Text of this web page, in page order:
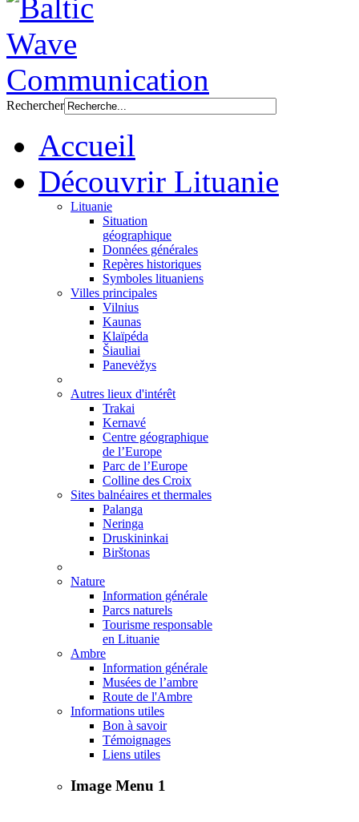
Rechercher
Accueil
Découvrir Lituanie
Lituanie
Situation
géographique
Données générales
Repères historiques
Symboles lituaniens
Villes principales
Vilnius
Kaunas
Klaïpéda
Šiauliai
Panevėžys
Autres lieux d'intérêt
Trakai
Kernavé
Centre géographique
de l’Europe
Parc de l’Europe
Colline des Croix
Sites balnéaires et thermales
Palanga
Neringa
Druskininkai
Birštonas
Nature
Information générale
Parcs naturels
Tourisme responsable
en Lituanie
Ambre
Information générale
Musées de l’ambre
Route de l'Ambre
Informations utiles
Bon à savoir
Témoignages
Liens utiles
Image Menu 1